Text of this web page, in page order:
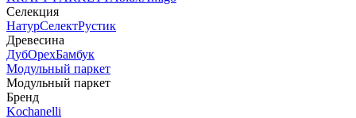
Селекция
НатурСелектРустик
Древесина
ДубОрехБамбук
Модульный паркет
Модульный паркет
Бренд
Kochanelli